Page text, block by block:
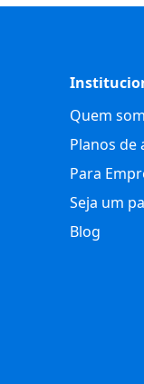
Quem
Planos de
Para
Seja um
Blog